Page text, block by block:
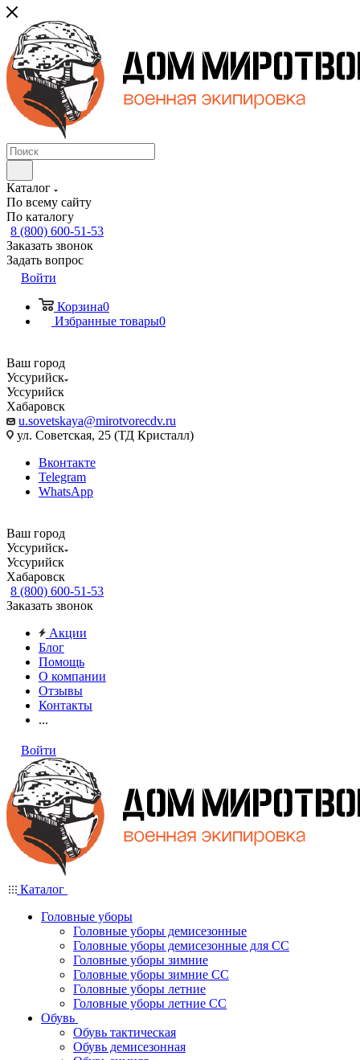
Каталог
По всему сайту
По каталогу
8 (800) 600-51-53
Заказать звонок
Задать вопрос
Войти
Корзина0
Избранные товары0
Ваш город
Уссурийск
Уссурийск
Хабаровск
u.sovetskaya@mirotvorecdv.ru
ул. Советская, 25 (ТД Кристалл)
Вконтакте
Telegram
WhatsApp
Ваш город
Уссурийск
Уссурийск
Хабаровск
8 (800) 600-51-53
Заказать звонок
Акции
Блог
Помощь
О компании
Отзывы
Контакты
...
Войти
Каталог
Головные уборы
Головные уборы демисезонные
Головные уборы демисезонные для СС
Головные уборы зимние
Головные уборы зимние СС
Головные уборы летние
Головные уборы летние СС
Обувь
Обувь тактическая
Обувь демисезонная